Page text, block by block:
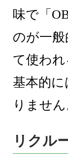
味で「
のが一
て使われ
基本的
りません
リクル